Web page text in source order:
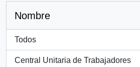
Nombre
Todos
Central Unitaria de Trabajadores